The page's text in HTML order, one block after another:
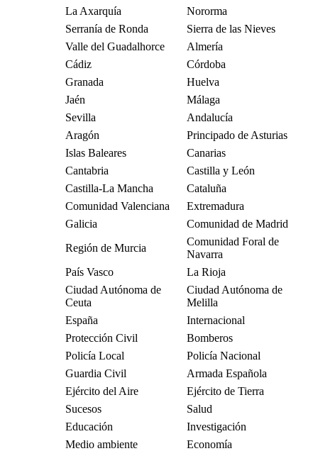
La Axarquía
Nororma
Serranía de Ronda
Sierra de las Nieves
Valle del Guadalhorce
Almería
Cádiz
Córdoba
Granada
Huelva
Jaén
Málaga
Sevilla
Andalucía
Aragón
Principado de Asturias
Islas Baleares
Canarias
Cantabria
Castilla y León
Castilla-La Mancha
Cataluña
Comunidad Valenciana
Extremadura
Galicia
Comunidad de Madrid
Región de Murcia
Comunidad Foral de
Navarra
País Vasco
La Rioja
Ciudad Autónoma de
Ceuta
Ciudad Autónoma de
Melilla
España
Internacional
Protección Civil
Bomberos
Policía Local
Policía Nacional
Guardia Civil
Armada Española
Ejército del Aire
Ejército de Tierra
Sucesos
Salud
Educación
Investigación
Medio ambiente
Economía